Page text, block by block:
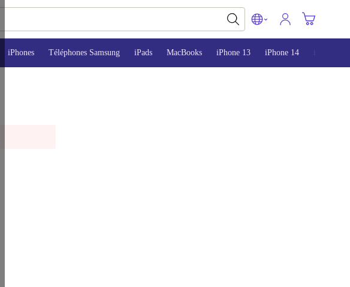
iPhones Téléphones Samsung iPads MacBooks iPhone 13 iPhone 14 iPhone 15